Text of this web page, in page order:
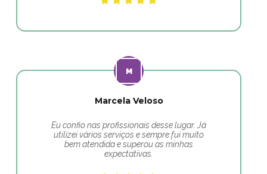
Marcela Veloso
Eu confio nas profissionais desse lugar. Já
utilizei vários serviços e sempre fui muito
bem atendida e superou as minhas
expectativas.